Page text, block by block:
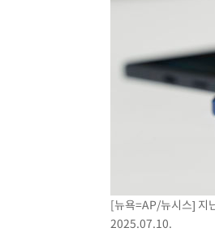
[뉴욕=AP/뉴시스] 지
2025.07.10.